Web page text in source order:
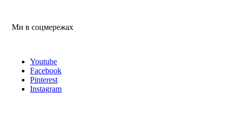
Ми в соцмережах
Youtube
Facebook
Pinterest
Instagram